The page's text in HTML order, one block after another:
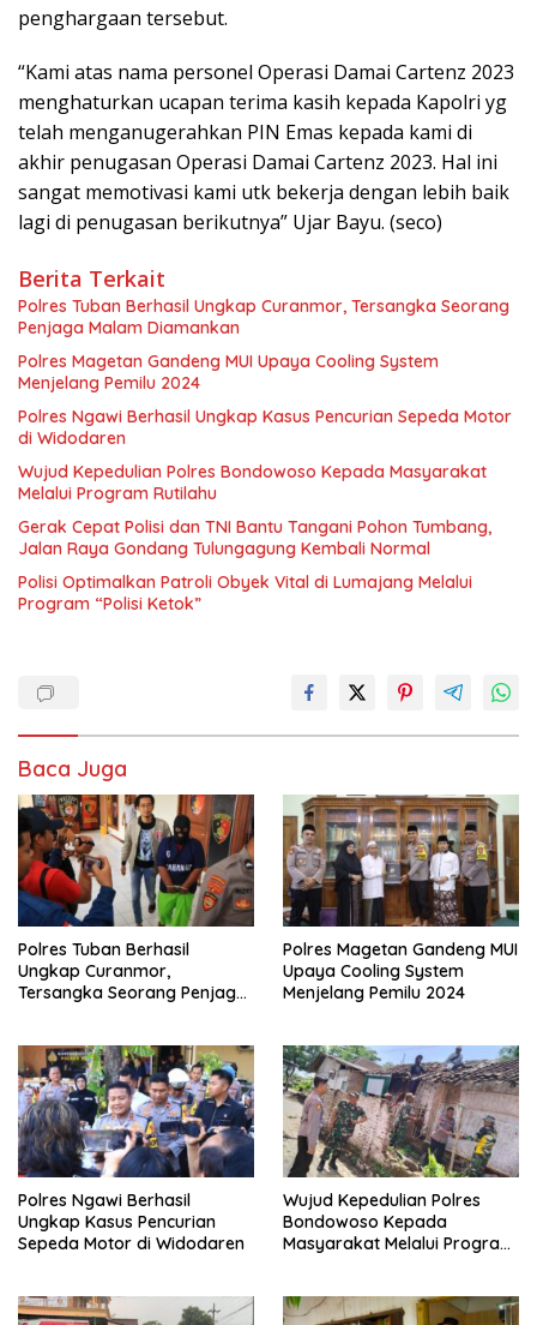
penghargaan tersebut.
“Kami atas nama personel Operasi Damai Cartenz 2023
menghaturkan ucapan terima kasih kepada Kapolri yg
telah menganugerahkan PIN Emas kepada kami di
akhir penugasan Operasi Damai Cartenz 2023. Hal ini
sangat memotivasi kami utk bekerja dengan lebih baik
lagi di penugasan berikutnya” Ujar Bayu. (seco)
Berita Terkait
Polres Tuban Berhasil Ungkap Curanmor, Tersangka Seorang
Penjaga Malam Diamankan
Polres Magetan Gandeng MUI Upaya Cooling System
Menjelang Pemilu 2024
Polres Ngawi Berhasil Ungkap Kasus Pencurian Sepeda Motor
di Widodaren
Wujud Kepedulian Polres Bondowoso Kepada Masyarakat
Melalui Program Rutilahu
Gerak Cepat Polisi dan TNI Bantu Tangani Pohon Tumbang,
Jalan Raya Gondang Tulungagung Kembali Normal
Polisi Optimalkan Patroli Obyek Vital di Lumajang Melalui
Program “Polisi Ketok”
Baca Juga
Polres Tuban Berhasil
Ungkap Curanmor,
Tersangka Seorang Penjaga
Polres Magetan Gandeng MUI
Upaya Cooling System
Menjelang Pemilu 2024
Polres Ngawi Berhasil
Ungkap Kasus Pencurian
Sepeda Motor di Widodaren
Wujud Kepedulian Polres
Bondowoso Kepada
Masyarakat Melalui Program